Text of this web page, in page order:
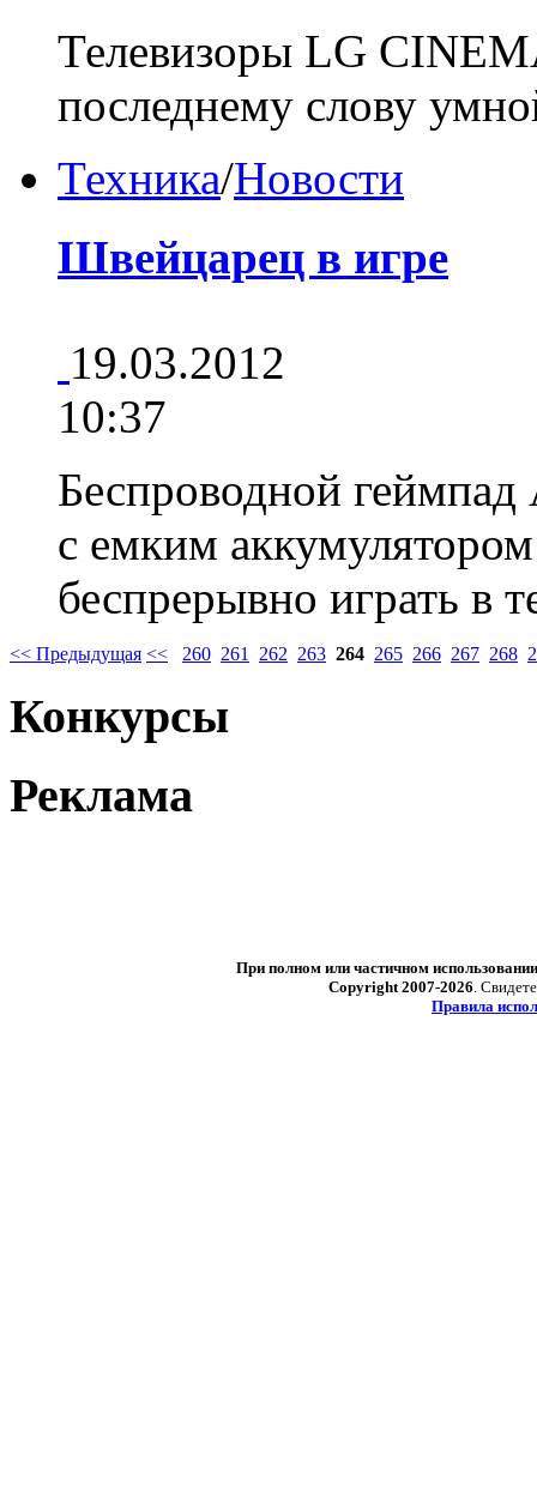
Телевизоры LG
последнему слову
Техника/Новости
Швейцарец в игре
19.03.2012
10:37
Беспроводной
с емким
беспрерывно играть в
<< Предыдущая << 260 261 262 263 264 265 266 267 268
Конкурсы
Реклама
При полном или частичном
Copyright 2007-2026 .
Правила